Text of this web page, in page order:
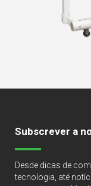
Subscrever a
Desde dicas de
tecnologia, até